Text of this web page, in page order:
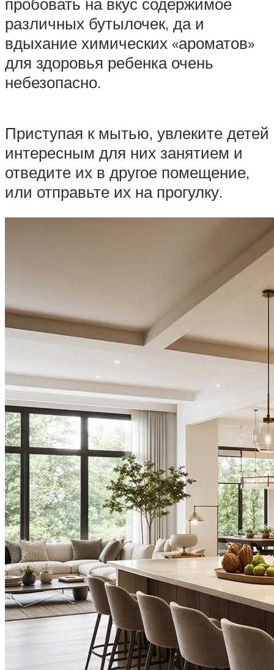
различных бутылочек, да и
вдыхание химических «ароматов»
для здоровья ребенка очень
небезопасно.
Приступая к мытью, увлеките детей
интересным для них занятием и
отведите их в другое помещение,
или отправьте их на прогулку.